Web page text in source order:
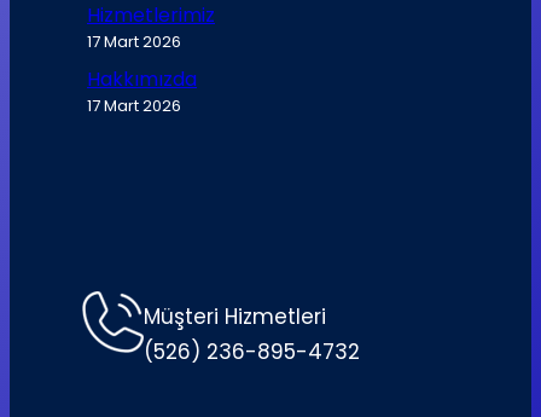
Hizmetlerimiz
17 Mart 2026
Hakkımızda
17 Mart 2026
Müşteri Hizmetleri
(526) 236-895-4732